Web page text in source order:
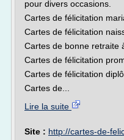
pour divers occasions.
Cartes de félicitation
Cartes de félicitation
Cartes de bonne retraite
Cartes de félicitation
Cartes de félicitation
Cartes de...
Lire la suite
Site : http://cartes-de-